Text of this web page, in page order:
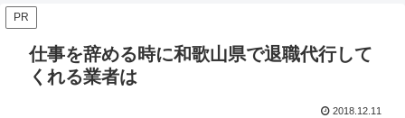
PR
仕事を辞める時に和歌山県で退職代行して
くれる業者は
2018.12.11